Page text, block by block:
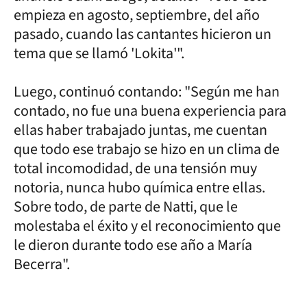
empieza en agosto, septiembre, del año
pasado, cuando las cantantes hicieron un
tema que se llamó 'Lokita'".
Luego, continuó contando: "Según me han
contado, no fue una buena experiencia para
ellas haber trabajado juntas, me cuentan
que todo ese trabajo se hizo en un clima de
total incomodidad, de una tensión muy
notoria, nunca hubo química entre ellas.
Sobre todo, de parte de Natti, que le
molestaba el éxito y el reconocimiento que
le dieron durante todo ese año a María
Becerra".